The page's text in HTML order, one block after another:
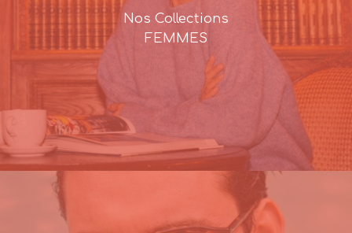
Nos Collections
FEMMES